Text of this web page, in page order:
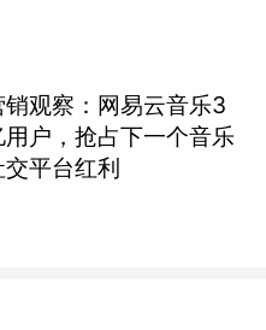
销观察：网易云音乐3
用户，抢占下一个音乐
交平台红利